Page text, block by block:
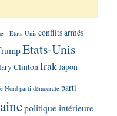
- Etats-Unis conflits armés
Etats-Unis
ClintonIrakJapon
Nord parti démocrate parti
politique intérieure